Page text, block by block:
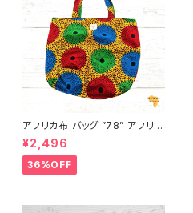
アフリカ布 バッグ ”78” アフリカ
ンプリント パーニュ カンガ キテ
ンゲ トートバッグ エコバッグ ギ
ニア フェアトレード INUWALIA
FRICA
¥2,496
36%OFF